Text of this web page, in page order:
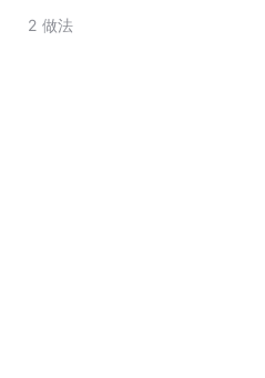
2 做法